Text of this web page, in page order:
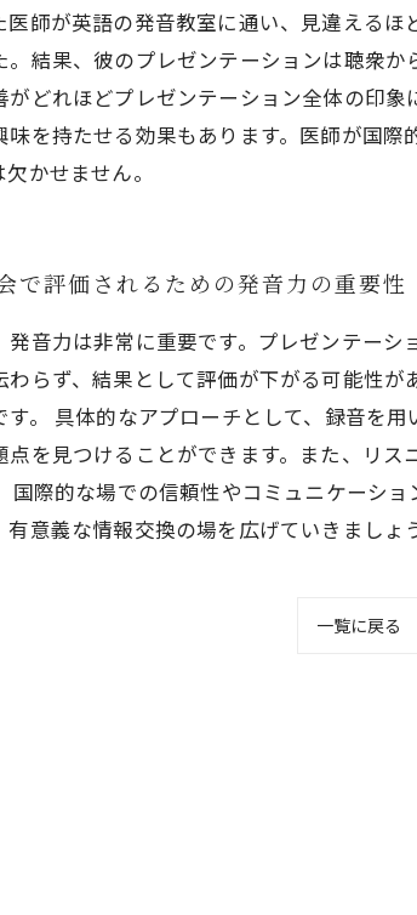
師が英語の発音教室に通い、見違える
結果、彼のプレゼンテーションは聴衆
どれほどプレゼンテーション全体の印
を持たせる効果もあります。医師が国
かせません。
で評価されるための発音力の重要性
音力は非常に重要です。プレゼンテー
らず、結果として評価が下がる可能性
。 具体的なアプローチとして、録音を
を見つけることができます。また、リ
国際的な場での信頼性やコミュニケーシ
意義な情報交換の場を広げていきましょう
一覧に戻る